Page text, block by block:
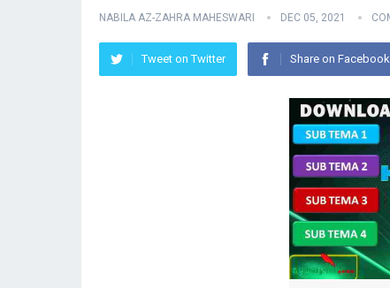
NABILA AZ-ZAHRA MAHESWARI DEC 05, 2021
Tweet on Twitter Share on Facebook